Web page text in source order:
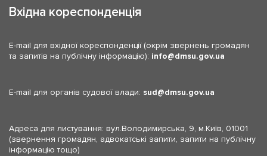
Вхідна кореспонденція
E-mail для вхідної кореспонденції (окрім звернень громадян
та запитів на публічну інформацію): info dmsu.gov.ua
E-mail для органів судової влади: sud dmsu.gov.ua
Адреса для листування: вул.Володимирська, 9, м.Київ, 01001
(звернення громадян, адвокатські запити, запити на публічну
інформацію тощо)